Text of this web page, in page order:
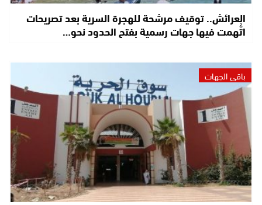
العرائش.. توقيف مرشحة للهجرة السرية بعد تصريحات
اتُّهمت فيها جهات رسمية بفتح الحدود نحو…
باقي الجهات